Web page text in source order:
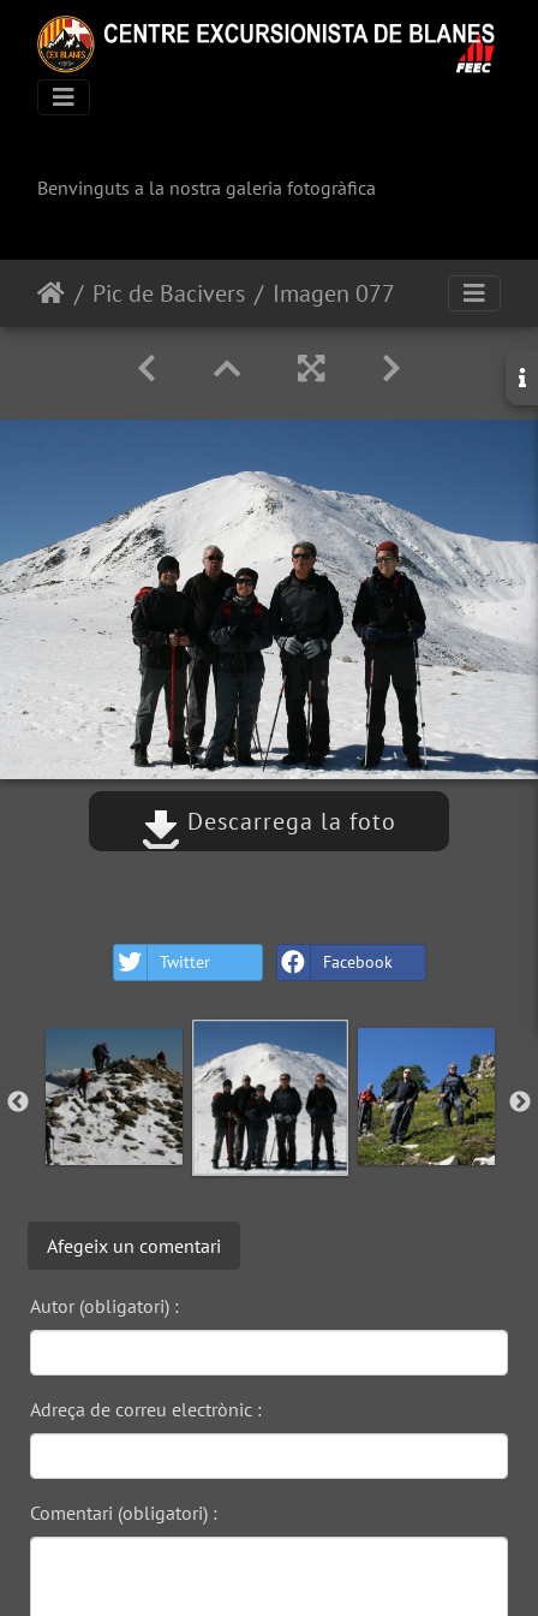
Benvinguts a la nostra galeria fotogràfica
Pic de Bacivers Imagen 077
Descarrega la foto
Twitter Facebook
Afegeix un comentari
Autor (obligatori) :
Adreça de correu electrònic :
Comentari (obligatori) :